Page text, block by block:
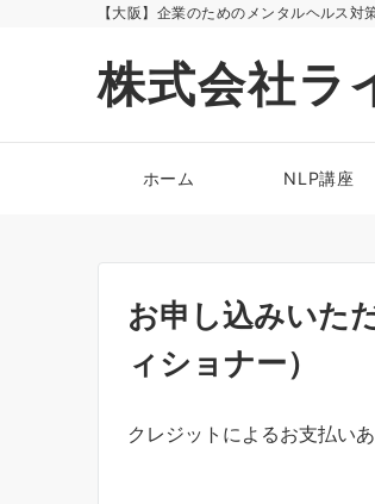
【大阪】企業のためのメンタルヘルス対
株式会社ラ
ホーム NLP講座
お申し込みいた
ィショナー）
クレジットによるお支払い